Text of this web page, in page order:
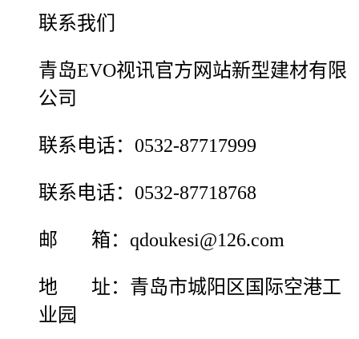
联系我们
青岛EVO视讯官方网站新型建材有限
公司
联系电话：0532-87717999
联系电话：0532-87718768
邮 箱：qdoukesi@126.com
地 址：青岛市城阳区国际空港工
业园